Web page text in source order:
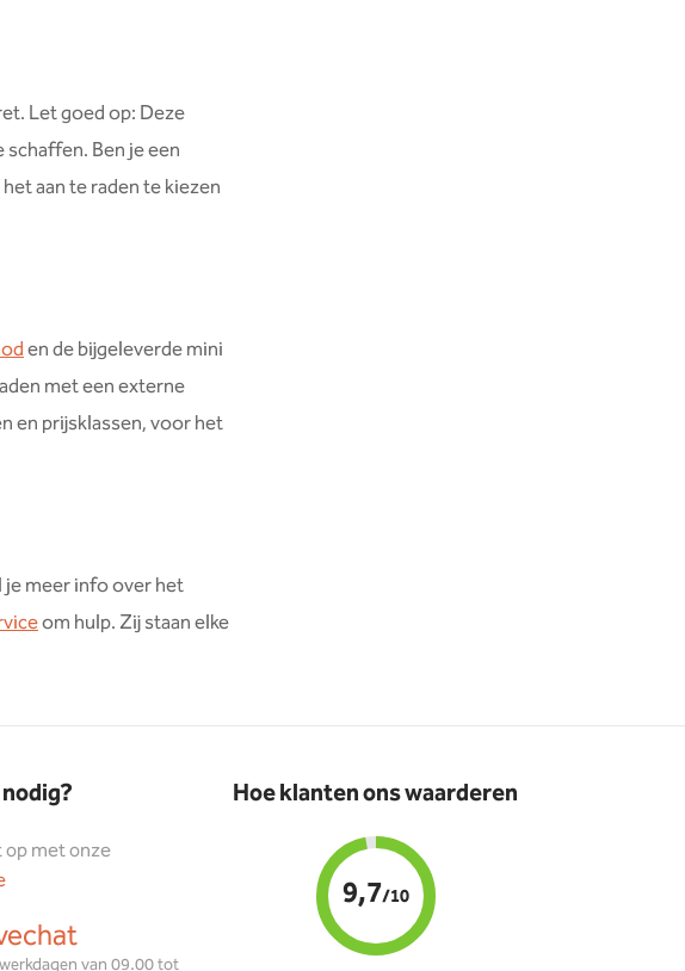
Let goed op: Deze
Ben je een
aan te raden te kiezen
en de bijgeleverde mini
met een externe
en prijsklassen, voor het
je meer info over het
om hulp. Zij staan elke
met onze
van 09.00 tot
Hoe klanten ons waarderen
9,7/10